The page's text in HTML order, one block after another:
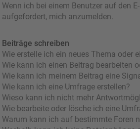
Wenn ich bei einem Benutzer auf den
aufgefordert, mich anzumelden.
Beiträge schreiben
Wie erstelle ich ein neues Thema oder
Wie kann ich einen Beitrag bearbeiten
Wie kann ich meinem Beitrag eine
Wie kann ich eine Umfrage erstellen?
Wieso kann ich nicht mehr
Wie bearbeite oder lösche ich eine
Warum kann ich auf bestimmte Foren